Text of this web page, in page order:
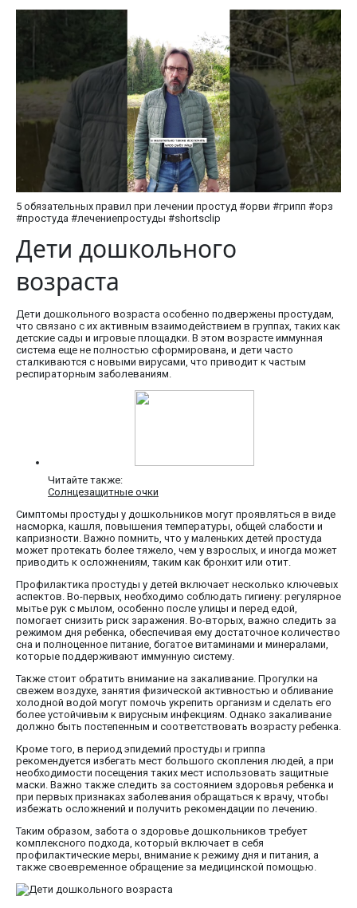
5 обязательных правил при лечении простуд #орви #грипп #орз
#простуда #лечениепростуды #shortsclip
Дети дошкольного
возраста
Дети дошкольного возраста особенно подвержены простудам,
что связано с их активным взаимодействием в группах, таких как
детские сады и игровые площадки. В этом возрасте иммунная
система еще не полностью сформирована, и дети часто
сталкиваются с новыми вирусами, что приводит к частым
респираторным заболеваниям.
Читайте также:
Солнцезащитные очки
Симптомы простуды у дошкольников могут проявляться в виде
насморка, кашля, повышения температуры, общей слабости и
капризности. Важно помнить, что у маленьких детей простуда
может протекать более тяжело, чем у взрослых, и иногда может
приводить к осложнениям, таким как бронхит или отит.
Профилактика простуды у детей включает несколько ключевых
аспектов. Во-первых, необходимо соблюдать гигиену: регулярное
мытье рук с мылом, особенно после улицы и перед едой,
помогает снизить риск заражения. Во-вторых, важно следить за
режимом дня ребенка, обеспечивая ему достаточное количество
сна и полноценное питание, богатое витаминами и минералами,
которые поддерживают иммунную систему.
Также стоит обратить внимание на закаливание. Прогулки на
свежем воздухе, занятия физической активностью и обливание
холодной водой могут помочь укрепить организм и сделать его
более устойчивым к вирусным инфекциям. Однако закаливание
должно быть постепенным и соответствовать возрасту ребенка.
Кроме того, в период эпидемий простуды и гриппа
рекомендуется избегать мест большого скопления людей, а при
необходимости посещения таких мест использовать защитные
маски. Важно также следить за состоянием здоровья ребенка и
при первых признаках заболевания обращаться к врачу, чтобы
избежать осложнений и получить рекомендации по лечению.
Таким образом, забота о здоровье дошкольников требует
комплексного подхода, который включает в себя
профилактические меры, внимание к режиму дня и питания, а
также своевременное обращение за медицинской помощью.